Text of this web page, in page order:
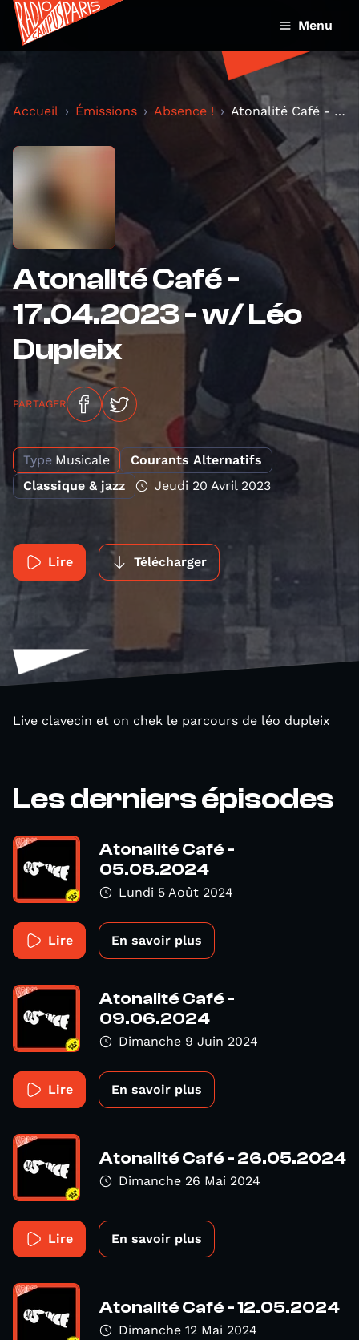
Menu
Accueil Émissions Absence ! Atonalité Café - 17.04.2023 - w/ Léo Dupleix
Atonalité Café -
17.04.2023 - w/ Léo
Dupleix
PARTAGER
Type Musicale
Courants Alternatifs
Classique & jazz
Jeudi 20 Avril 2023
Lire Télécharger
Live clavecin et on chek le parcours de léo dupleix
Les derniers épisodes
Atonalité Café -
05.08.2024
Lundi 5 Août 2024
Lire En savoir plus
Atonalité Café -
09.06.2024
Dimanche 9 Juin 2024
Lire En savoir plus
Atonalité Café - 26.05.2024
Dimanche 26 Mai 2024
Lire En savoir plus
Atonalité Café - 12.05.2024
Dimanche 12 Mai 2024